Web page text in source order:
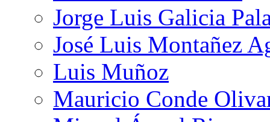
Jorge Luis Galicia
José Luis Montañez
Luis Muñoz
Mauricio Conde